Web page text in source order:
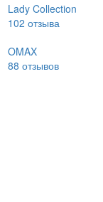
Lady Collection
102 отзыва
OMAX
88 отзывов